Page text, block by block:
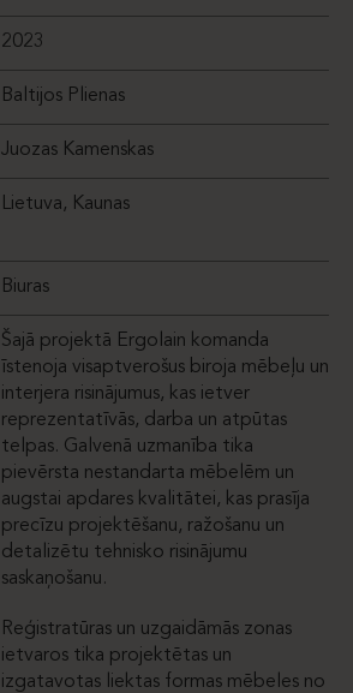
2023
Baltijos Plienas
Juozas Kamenskas
Lietuva, Kaunas
Biuras
Šajā projektā Ergolain komanda
īstenoja visaptverošus biroja mēbeļu un
interjera risinājumus, kas ietver
reprezentatīvās, darba un atpūtas
telpas. Galvenā uzmanība tika
pievērsta nestandarta mēbelēm un
augstai apdares kvalitātei, kas prasīja
precīzu projektēšanu, ražošanu un
detalizētu tehnisko risinājumu
saskaņošanu.
Reģistratūras un uzgaidāmās zonas
ietvaros tika projektētas un
izgatavotas liektas formas mēbeles no